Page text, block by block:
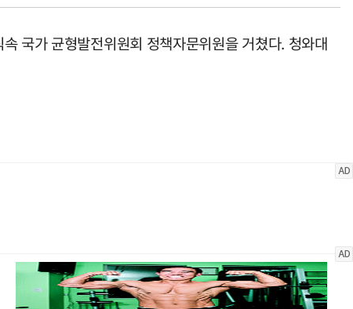
국가 균형발전위원회 정책자문위원을 거쳤다. 청와대